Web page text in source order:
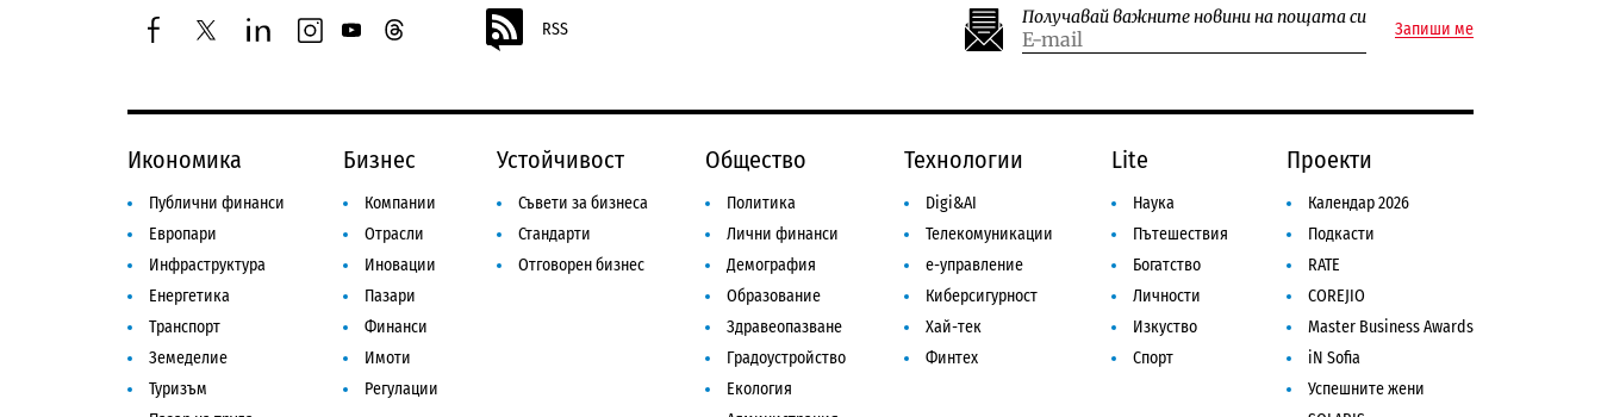
facebooktwitterlinkedininstagram
youtubethreads RSS
Получавай важните новини на пощата си
Запиши ме
Икономика
Публични финанси
Европари
Инфраструктура
Енергетика
Транспорт
Земеделие
Туризъм
Бизнес
Компании
Отрасли
Иновации
Пазари
Финанси
Имоти
Регулации
Устойчивост
Съвети за бизнеса
Стандарти
Отговорен бизнес
Общество
Политика
Лични финанси
Демография
Образование
Здравеопазване
Градоустройство
Екология
Технологии
Digi&AI
Телекомуникации
е-управление
Киберсигурност
Хай-тек
Финтех
Lite
Наука
Пътешествия
Богатство
Личности
Изкуство
Спорт
Проекти
Календар 2026
Подкасти
RATE
COREJIO
Master Business Awards
iN Sofia
Успешните жени